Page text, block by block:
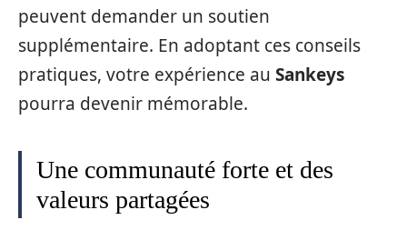
peuvent demander un soutien
supplémentaire. En adoptant ces conseils
pratiques, votre expérience au Sankeys
pourra devenir mémorable.
Une communauté forte et des
valeurs partagées